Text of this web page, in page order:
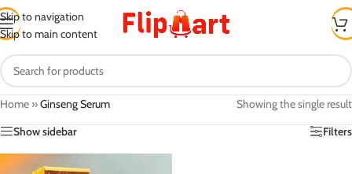
Skip to navigation
Skip to main content
Home »Ginseng Serum
Showing the single result
Show sidebar
Filters